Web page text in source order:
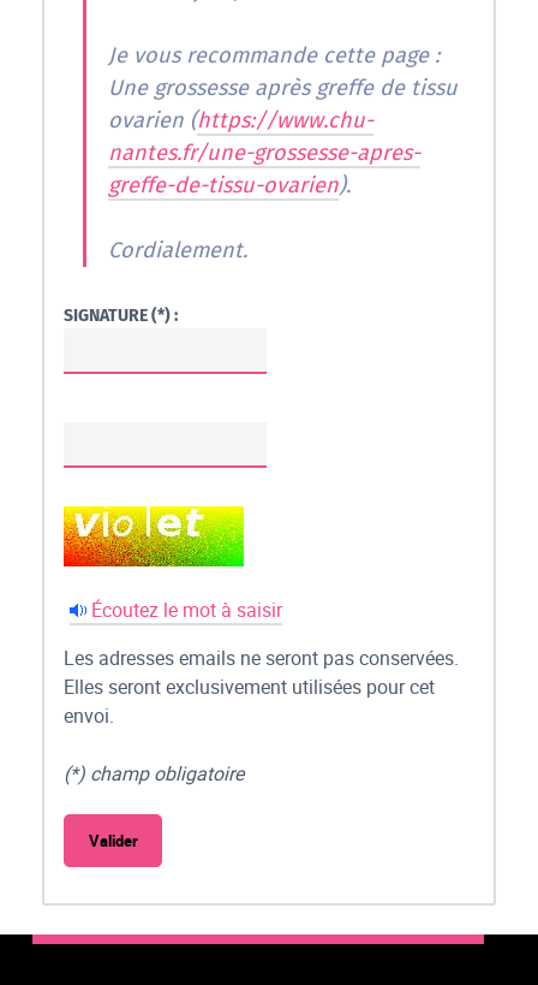
Je vous recommande cette page :
Une grossesse après greffe de tissu
ovarien (https://www.chu-
nantes.fr/une-grossesse-apres-
greffe-de-tissu-ovarien).
Cordialement.
SIGNATURE (*) :
Écoutez le mot à saisir
Les adresses emails ne seront pas conservées.
Elles seront exclusivement utilisées pour cet
envoi.
(*) champ obligatoire